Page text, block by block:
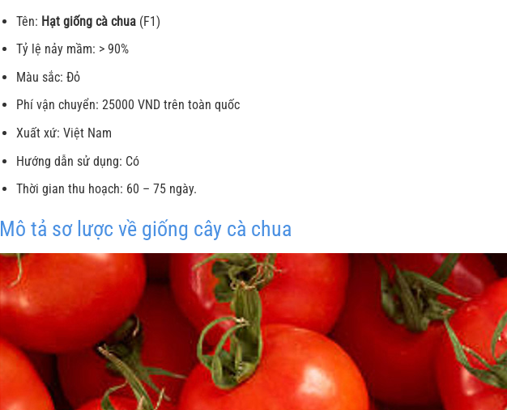
Tên: Hạt giống cà chua (F1)
Tỷ lệ nảy mầm: > 90%
Màu sắc: Đỏ
Phí vận chuyển: 25000 VND trên toàn quốc
Xuất xứ: Việt Nam
Hướng dẫn sử dụng: Có
Thời gian thu hoạch: 60 – 75 ngày.
Mô tả sơ lược về giống cây cà chua